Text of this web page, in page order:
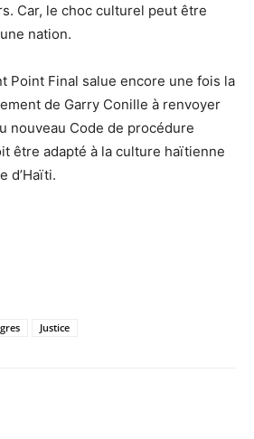
Car, le choc culturel peut être
nation.
Point Final salue encore une fois la
de Garry Conille à renvoyer
nouveau Code de procédure
être adapté à la culture haïtienne
d’Haïti.
Justice